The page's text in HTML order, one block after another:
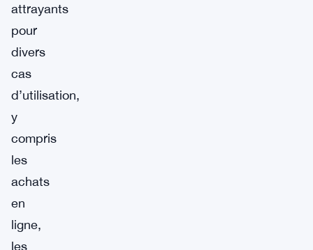
attrayants
pour
divers
cas
d’utilisation,
y
compris
les
achats
en
ligne,
les